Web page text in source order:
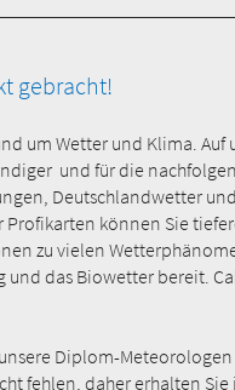
gebracht!
um Wetter und Klima.
und für die
Deutschlandwetter
können Sie
zu vielen
das Biowetter bereit.
Diplom-
fehlen, daher erhalten